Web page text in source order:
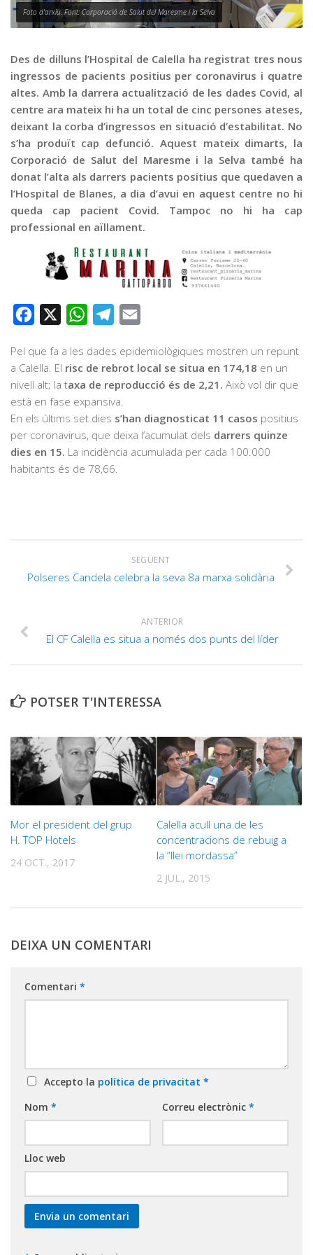
Publicitat
Contacte
Foto d'arxiu. Font: Corporació de Salut del Maresme i la Selva
Des de dilluns l’Hospital de Calella ha registrat tres nous
ingressos de pacients positius per coronavirus i quatre
altes. Amb la darrera actualització de les dades Covid, al
centre ara mateix hi ha un total de cinc persones ateses,
deixant la corba d’ingressos en situació d’estabilitat. No
s’ha produït cap defunció. Aquest mateix dimarts, la
Corporació de Salut del Maresme i la Selva també ha
donat l’alta als darrers pacients positius que quedaven a
l’Hospital de Blanes, a dia d’avui en aquest centre no hi
queda cap pacient Covid. Tampoc no hi ha cap
professional en aïllament.
Facebook WhatsAppTelegram
Pel que fa a les dades epidemiològiques mostren un repunt
a Calella. El risc de rebrot local se situa en 174,18 en un
nivell alt; la taxa de reproducció és de 2,21. Això vol dir que
està en fase expansiva.
En els últims set dies s’han diagnosticat 11 casos positius
per coronavirus, que deixa l’acumulat dels darrers quinze
dies en 15. La incidència acumulada per cada 100.000
habitants és de 78,66.
SEGÜENT
Polseres Candela celebra la seva 8a marxa solidària
ANTERIOR
El CF Calella es situa a només dos punts del líder
POTSER T'INTERESSA
Mor el president del grup
H. TOP Hotels
24 OCT., 2017
Calella acull una de les
concentracions de rebuig a
la “llei mordassa”
2 JUL., 2015
DEIXA UN COMENTARI
Comentari *
Accepto la política de privacitat *
Nom * Correu electrònic *
Lloc web